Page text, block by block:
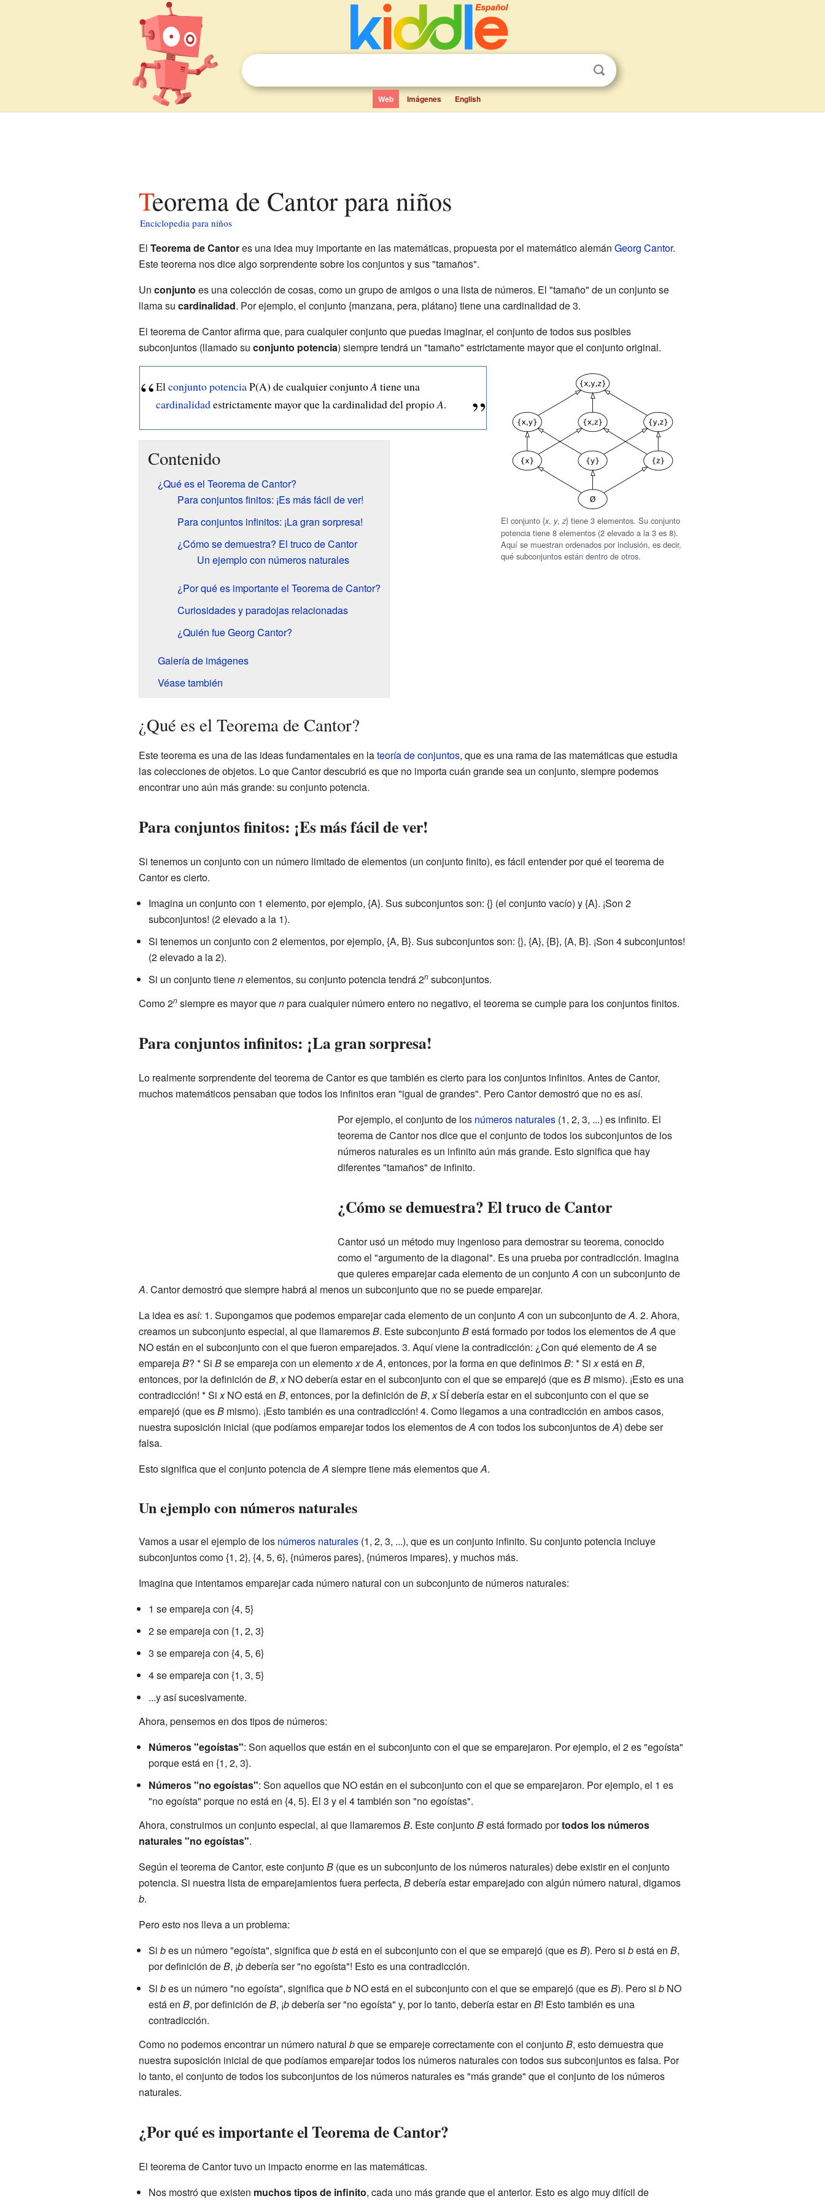
Web Imágenes English
Teorema de Cantor para niños
Enciclopedia para niños
El Teorema de Cantores una idea muy importante en las matemáticas, propuesta por el matemático alemán Georg Cantor.
Este teorema nos dice algo sorprendente sobre los conjuntos y sus "tamaños".
Un conjunto es una colección de cosas, como un grupo de amigos o una lista de números. El "tamaño" de un conjunto se
llama su cardinalidad. Por ejemplo, el conjunto {manzana, pera, plátano} tiene una cardinalidad de 3.
El teorema de Cantor afirma que, para cualquier conjunto que puedas imaginar, el conjunto de todos sus posibles
subconjuntos (llamado su conjunto potencia) siempre tendrá un "tamaño" estrictamente mayor que el conjunto original.
El conjunto {x, y,z} tiene 3 elementos. Su conjunto
potencia tiene 8 elementos (2 elevado a la 3 es 8).
Aquí se muestran ordenados por inclusión, es decir,
qué subconjuntos están dentro de otros.
El conjunto potenciaP(A) de cualquier conjuntoA tiene una
cardinalidadestrictamente mayor que la cardinalidad del propioA.
Contenido
¿Qué es el Teorema de Cantor?
Para conjuntos finitos: ¡Es más fácil de ver!
Para conjuntos infinitos: ¡La gran sorpresa!
¿Cómo se demuestra? El truco de Cantor
Un ejemplo con números naturales
¿Por qué es importante el Teorema de Cantor?
Curiosidades y paradojas relacionadas
¿Quién fue Georg Cantor?
Galería de imágenes
Véase también
¿Qué es el Teorema de Cantor?
Este teorema es una de las ideas fundamentales en lateoría de conjuntos, que es una rama de las matemáticas que estudia
las colecciones de objetos. Lo que Cantor descubrió es que no importa cuán grande sea un conjunto, siempre podemos
encontrar uno aún más grande: su conjunto potencia.
Para conjuntos finitos: ¡Es más fácil de ver!
Si tenemos un conjunto con un número limitado de elementos (un conjunto finito), es fácil entender por qué el teorema de
Cantor es cierto.
Imagina un conjunto con 1 elemento, por ejemplo, {A}. Sus subconjuntos son: {} (el conjunto vacío) y {A}. ¡Son 2
subconjuntos! (2 elevado a la 1).
Si tenemos un conjunto con 2 elementos, por ejemplo, {A, B}. Sus subconjuntos son: {}, {A}, {B}, {A, B}. ¡Son 4 subconjuntos!
(2 elevado a la 2).
Si un conjunto tienenelementos, su conjunto potencia tendrá 2nsubconjuntos.
Como 2nsiempre es mayor quenpara cualquier número entero no negativo, el teorema se cumple para los conjuntos finitos.
Para conjuntos infinitos: ¡La gran sorpresa!
Lo realmente sorprendente del teorema de Cantor es que también es cierto para los conjuntos infinitos. Antes de Cantor,
muchos matemáticos pensaban que todos los infinitos eran "igual de grandes". Pero Cantor demostró que no es así.
Por ejemplo, el conjunto de los números naturales(1, 2, 3, ...) es infinito. El
teorema de Cantor nos dice que el conjunto de todos los subconjuntos de los
números naturales es un infinito aún más grande. Esto significa que hay
diferentes "tamaños" de infinito.
¿Cómo se demuestra? El truco de Cantor
Cantor usó un método muy ingenioso para demostrar su teorema, conocido
como el "argumento de la diagonal". Es una prueba por contradicción. Imagina
que quieres emparejar cada elemento de un conjuntoA con un subconjunto de
A. Cantor demostró que siempre habrá al menos un subconjunto que no se puede emparejar.
La idea es así: 1. Supongamos que podemos emparejar cada elemento de un conjuntoA con un subconjunto deA. 2. Ahora,
creamos un subconjunto especial, al que llamaremosB. Este subconjuntoBestá formado por todos los elementos deA que
NO están en el subconjunto con el que fueron emparejados. 3. Aquí viene la contradicción: ¿Con qué elemento deA se
emparejaB? * Si Bse empareja con un elementoxdeA, entonces, por la forma en que definimosB: * Sixestá en B,
entonces, por la definición deB,xNO debería estar en el subconjunto con el que se emparejó (que esBmismo). ¡Esto es una
contradicción! * SixNO está en B, entonces, por la definición deB,xSÍ debería estar en el subconjunto con el que se
emparejó (que esBmismo). ¡Esto también es una contradicción! 4. Como llegamos a una contradicción en ambos casos,
nuestra suposición inicial (que podíamos emparejar todos los elementos deA con todos los subconjuntos deA) debe ser
falsa.
Esto significa que el conjunto potencia deA siempre tiene más elementos queA.
Un ejemplo con números naturales
Vamos a usar el ejemplo de los números naturales(1, 2, 3, ...), que es un conjunto infinito. Su conjunto potencia incluye
subconjuntos como {1, 2}, {4, 5, 6}, {números pares}, {números impares}, y muchos más.
Imagina que intentamos emparejar cada número natural con un subconjunto de números naturales:
1 se empareja con {4, 5}
2 se empareja con {1, 2, 3}
3 se empareja con {4, 5, 6}
4 se empareja con {1, 3, 5}
...y así sucesivamente.
Ahora, pensemos en dos tipos de números:
Números "egoístas": Son aquellos que están en el subconjunto con el que se emparejaron. Por ejemplo, el 2 es "egoísta"
porque está en {1, 2, 3}.
Números "no egoístas": Son aquellos que NO están en el subconjunto con el que se emparejaron. Por ejemplo, el 1 es
"no egoísta" porque no está en {4, 5}. El 3 y el 4 también son "no egoístas".
Ahora, construimos un conjunto especial, al que llamaremosB. Este conjuntoBestá formado portodos los números
naturales "no egoístas".
Según el teorema de Cantor, este conjuntoB(que es un subconjunto de los números naturales) debe existir en el conjunto
potencia. Si nuestra lista de emparejamientos fuera perfecta, Bdebería estar emparejado con algún número natural, digamos
b.
Pero esto nos lleva a un problema:
Si bes un número "egoísta", significa quebestá en el subconjunto con el que se emparejó (que esB). Pero si bestá en B,
por definición deB, ¡bdebería ser "no egoísta"! Esto es una contradicción.
Si bes un número "no egoísta", significa quebNO está en el subconjunto con el que se emparejó (que esB). Pero si bNO
está en B, por definición deB, ¡bdebería ser "no egoísta" y, por lo tanto, debería estar en B! Esto también es una
contradicción.
Como no podemos encontrar un número natural bque se empareje correctamente con el conjuntoB, esto demuestra que
nuestra suposición inicial de que podíamos emparejar todos los números naturales con todos sus subconjuntos es falsa. Por
lo tanto, el conjunto de todos los subconjuntos de los números naturales es "más grande" que el conjunto de los números
naturales.
¿Por qué es importante el Teorema de Cantor?
El teorema de Cantor tuvo un impacto enorme en las matemáticas.
Nos mostró que existen muchos tipos de infinito, cada uno más grande que el anterior. Esto es algo muy difícil de